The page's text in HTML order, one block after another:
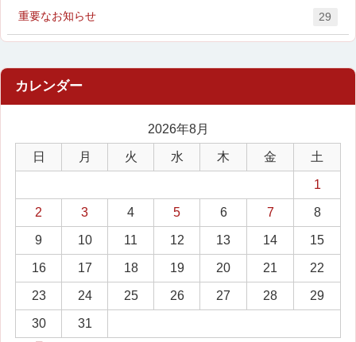
重要なお知らせ 29
2026年8月
日 月 火 水 木 金 土
1
2 3 4 5 6 7 8
9 10 11 12 13 14 15
16 17 18 19 20 21 22
23 24 25 26 27 28 29
30
31